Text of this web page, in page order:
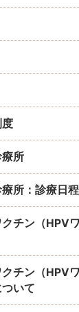
所
所：診療日程
チン（HPV
チン（HPV
いて